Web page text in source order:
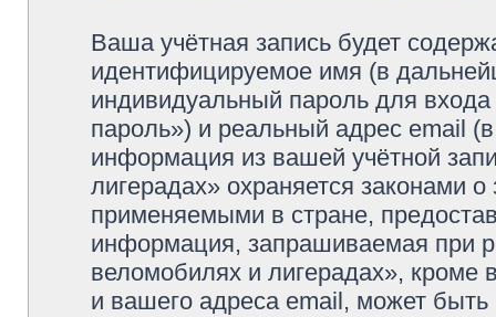
Ваша учётная запись будет
идентифицируемое имя (в
индивидуальный пароль для
пароль») и реальный адрес email
информация из вашей учётной
лигерадах» охраняется законами
применяемыми в стране,
информация, запрашиваемая при
веломобилях и лигерадах», кроме
и вашего адреса email, может быть